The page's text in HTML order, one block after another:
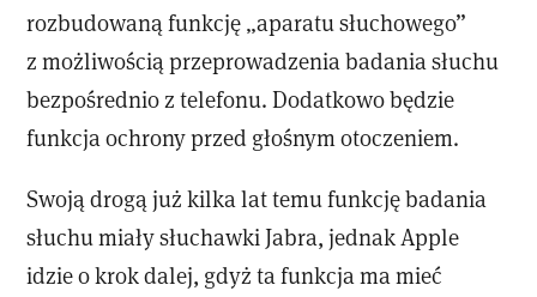
rozbudowaną funkcję „aparatu słuchowego”
z możliwością przeprowadzenia badania słuchu
bezpośrednio z telefonu. Dodatkowo będzie
funkcja ochrony przed głośnym otoczeniem.
Swoją drogą już kilka lat temu funkcję badania
słuchu miały słuchawki Jabra, jednak Apple
idzie o krok dalej, gdyż ta funkcja ma mieć